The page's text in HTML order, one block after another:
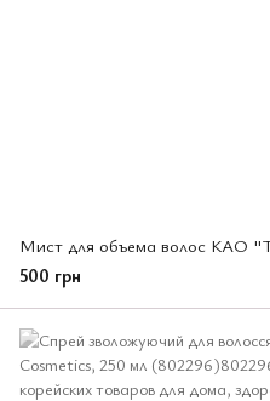
500 грн